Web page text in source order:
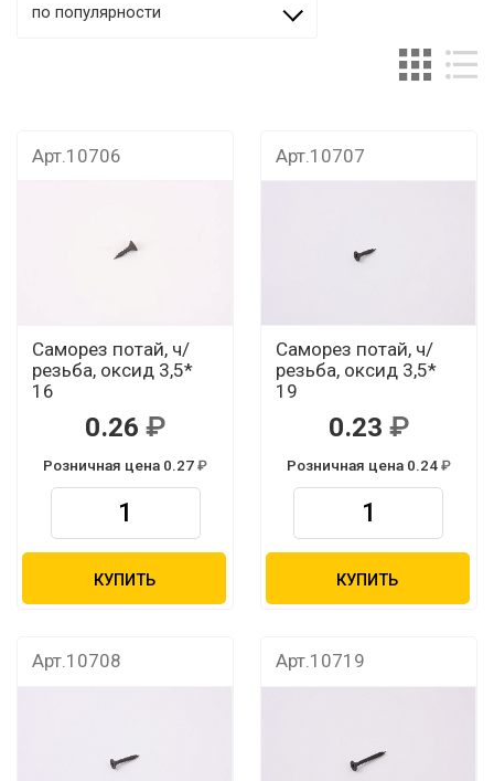
по популярности
Арт.10706
Саморез потай, ч/
резьба, оксид 3,5*
16
0.26
Розничная цена 0.27
КУПИТЬ
Арт.10707
Саморез потай, ч/
резьба, оксид 3,5*
19
0.23
Розничная цена 0.24
КУПИТЬ
Арт.10708 Арт.10719